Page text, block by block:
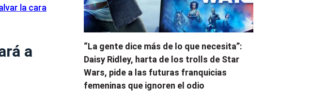
la cara
a
“La gente dice más de lo que necesita”:
Daisy Ridley, harta de los trolls de Star
Wars, pide a las futuras franquicias
femeninas que ignoren el odio